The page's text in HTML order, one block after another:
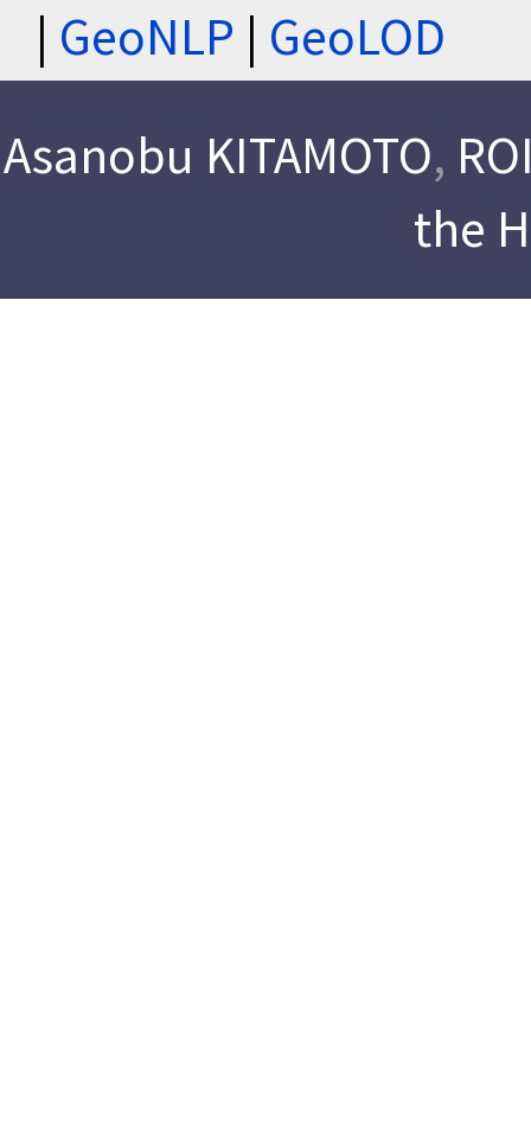
| GeoNLP | GeoLOD
Asanobu KITAMOTO,
the